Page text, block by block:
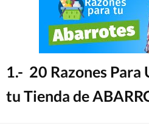
1.- 20 Razones Para
tu Tienda de